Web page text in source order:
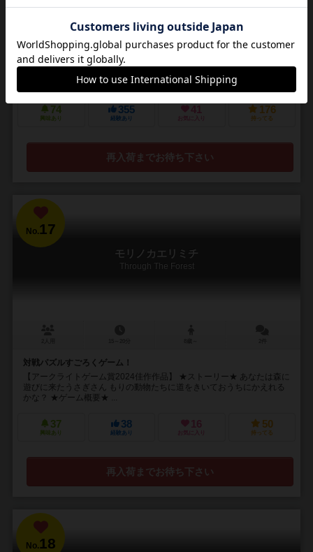
Quadro Color
10分前後 6歳～
74
興味あり
355
経験あり
41
お気に入り
176
持ってる
再入荷までお待ち下さい
No.17
モリノカエリミチ
Through The Forest
対戦パズルすごろくゲーム！
【アークライトゲーム賞2024佳作作品】 ★ストーリー★ あなたは森に
遊びに来たうさぎさん もりの動物たちに道をきいておうちにかえれる
かな？ ★ゲーム概要★ ...
37
興味あり
38
経験あり
16
お気に入り
50
持ってる
再入荷までお待ち下さい
No.18